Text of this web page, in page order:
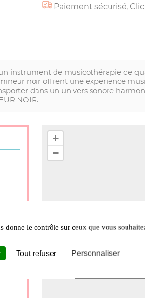
Paiement sécurisé,
un instrument de musicothérapie de
noir offrent une expérience
dans un univers sonore
NOIR.
+
−
donne le contrôle sur ceux que vous
Tout refuser Personnaliser